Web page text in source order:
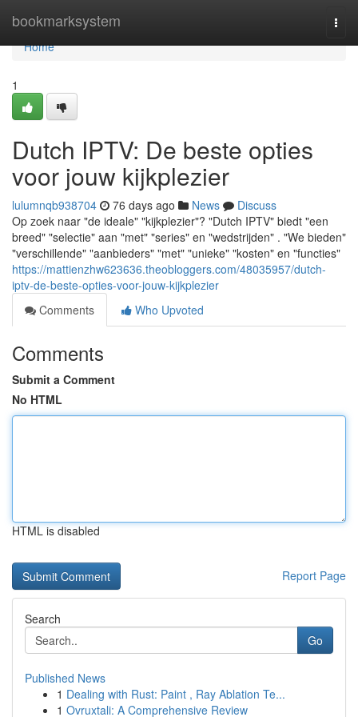
bookmarksystem
Home
Home
1
Dutch IPTV: De beste opties
voor jouw kijkplezier
lulumnqb938704 76 days ago News
Discuss
Op zoek naar "de ideale" "kijkplezier"? "Dutch IPTV" biedt "een
breed" "selectie" aan "met" "series" en "wedstrijden" . "We bieden"
"verschillende" "aanbieders" "met" "unieke" "kosten" en "functies"
https://mattienzhw623636.theobloggers.com/48035957/dutch-
iptv-de-beste-opties-voor-jouw-kijkplezier
Comments
Who Upvoted
Comments
Submit a Comment
No HTML
HTML is disabled
Report Page
Search
Go
Published News
1 Dealing with Rust: Paint , Ray Ablation Te...
1 Ovruxtali: A Comprehensive Review